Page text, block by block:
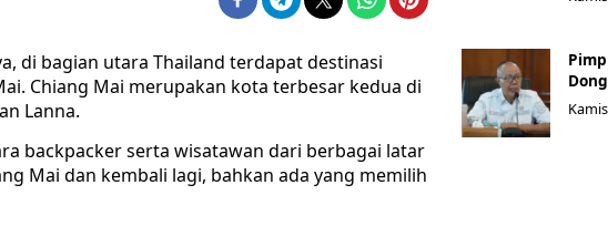
di bagian utara Thailand terdapat destinasi
Chiang Mai merupakan kota terbesar kedua di
Lanna.
backpacker serta wisatawan dari berbagai latar
Mai dan kembali lagi, bahkan ada yang memilih